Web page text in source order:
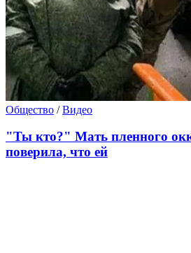
Общество /Видео
"Ты кто?" Мать пленного
поверила, что ей